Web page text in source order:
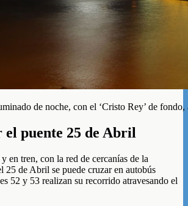
de noche, con el ‘Cristo Rey’ de
el puente 25 de Abril
en tren, con la red de cercanías de la
25 de Abril se puede cruzar en autobús
52 y 53 realizan su recorrido atravesando el